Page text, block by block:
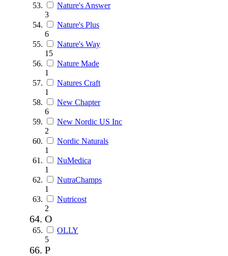
Nature's Answer
3
Nature's Plus
6
Nature's Way
15
Nature Made
1
Natures Craft
1
New Chapter
6
New Nordic US Inc
2
Nordic Naturals
1
NuMedica
1
NutraChamps
1
Nutricost
2
O
OLLY
5
P